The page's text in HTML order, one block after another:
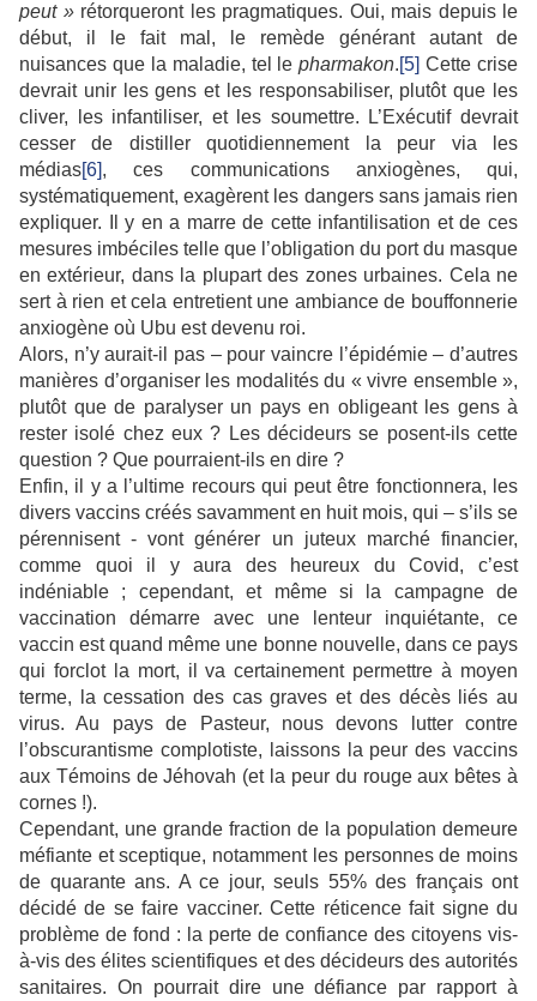
peut »rétorqueront les pragmatiques. Oui, mais depuis le
début, il le fait mal, le remède générant autant de
nuisances que la maladie, tel lepharmakon.[5] Cette crise
devrait unir les gens et les responsabiliser, plutôt que les
cliver, les infantiliser, et les soumettre. L’Exécutif devrait
cesser de distiller quotidiennement la peur via les
médias[6], ces communications anxiogènes, qui,
systématiquement, exagèrent les dangers sans jamais rien
expliquer. Il y en a marre de cette infantilisation et de ces
mesures imbéciles telle que l’obligation du port du masque
en extérieur, dans la plupart des zones urbaines. Cela ne
sert à rien et cela entretient une ambiance de bouffonnerie
anxiogène où Ubu est devenu roi.
Alors, n’y aurait-il pas – pour vaincre l’épidémie – d’autres
manières d’organiser les modalités du « vivre ensemble »,
plutôt que de paralyser un pays en obligeant les gens à
rester isolé chez eux ? Les décideurs se posent-ils cette
question ? Que pourraient-ils en dire ?
Enfin, il y a l’ultime recours qui peut être fonctionnera, les
divers vaccins créés savamment en huit mois, qui – s’ils se
pérennisent - vont générer un juteux marché financier,
comme quoi il y aura des heureux du Covid, c’est
indéniable ; cependant, et même si la campagne de
vaccination démarre avec une lenteur inquiétante, ce
vaccin est quand même une bonne nouvelle, dans ce pays
qui forclot la mort, il va certainement permettre à moyen
terme, la cessation des cas graves et des décès liés au
virus. Au pays de Pasteur, nous devons lutter contre
l’obscurantisme complotiste, laissons la peur des vaccins
aux Témoins de Jéhovah (et la peur du rouge aux bêtes à
cornes !).
Cependant, une grande fraction de la population demeure
méfiante et sceptique, notamment les personnes de moins
de quarante ans. A ce jour, seuls 55% des français ont
décidé de se faire vacciner. Cette réticence fait signe du
problème de fond : la perte de confiance des citoyens vis-
à-vis des élites scientifiques et des décideurs des autorités
sanitaires. On pourrait dire une défiance par rapport à